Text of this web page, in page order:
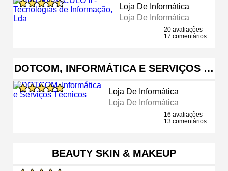
Loja De Informática
Loja De Informática
20 avaliações
17 comentários
DOTCOM, INFORMÁTICA E SERVIÇOS …
Loja De Informática
Loja De Informática
16 avaliações
13 comentários
BEAUTY SKIN & MAKEUP